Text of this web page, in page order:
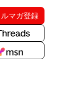
ルマガ登録